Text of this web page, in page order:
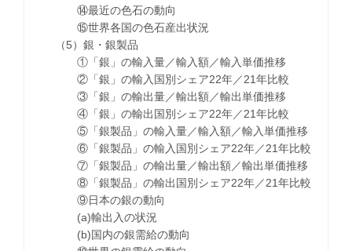
⑭最近の色石の動向
⑮世界各国の色石産出状況
（5）銀・銀製品
①「銀」の輸入量／輸入額／輸入単価推移
②「銀」の輸入国別シェア22年／21年比較
③「銀」の輸出量／輸出額／輸出単価推移
④「銀」の輸出国別シェア22年／21年比較
⑤「銀製品」の輸入量／輸入額／輸入単価推移
⑥「銀製品」の輸入国別シェア22年／21年比較
⑦「銀製品」の輸出量／輸出額／輸出単価推移
⑧「銀製品」の輸出国別シェア22年／21年比較
⑨日本の銀の動向
(a)輸出入の状況
(b)国内の銀需給の動向